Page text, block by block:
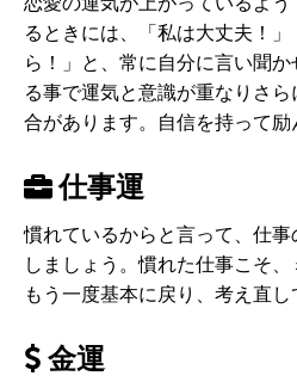
るときには、「私は大丈夫！
ら！」と、常に自分に言い聞
る事で運気と意識が重なりさ
合があります。自信を持って励
仕事運
慣れているからと言って、仕
しましょう。慣れた仕事こそ、
もう一度基本に戻り、考え直し
金運